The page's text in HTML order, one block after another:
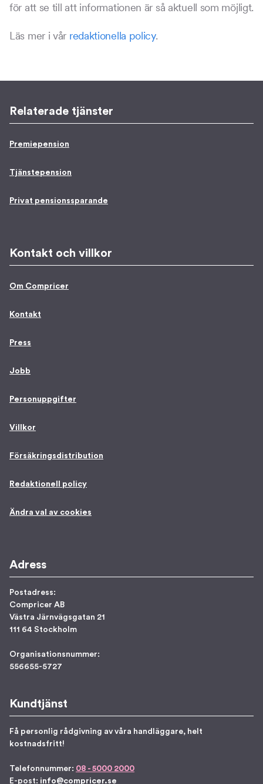
för att se till att informationen är så aktuell som möjligt.
Läs mer i vår redaktionella policy.
Relaterade tjänster
Premiepension
Tjänstepension
Privat pensionssparande
Kontakt och villkor
Om Compricer
Kontakt
Press
Jobb
Personuppgifter
Villkor
Försäkringsdistribution
Redaktionell policy
Ändra val av cookies
Adress
Postadress:
Compricer AB
Västra Järnvägsgatan 21
111 64 Stockholm
Organisationsnummer:
556655-5727
Kundtjänst
Få personlig rådgivning av våra handläggare, helt
kostnadsfritt!
Telefonnummer: 08 - 5000 2000
E-post: info@compricer.se